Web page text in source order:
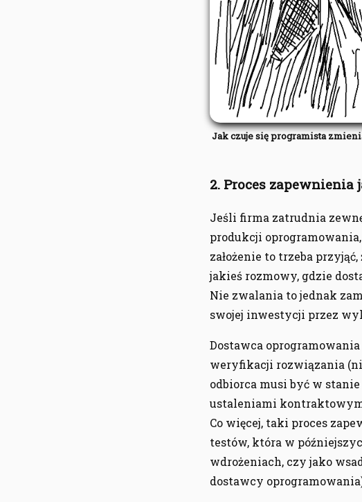
Jak czuje się programista
2. Proces zapewnienia
Jeśli firma zatrudnia
produkcji
założenie to trzeba
jakieś rozmowy, gdzie
Nie zwalania to jednak
swojej inwestycji przez
Dostawca
weryfikacji rozwiązania
odbiorca musi być w
ustaleniami
Co więcej, taki proces
testów, która w
wdrożeniach, czy jako
dostawcy